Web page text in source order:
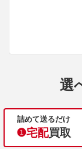
選
詰めて送るだけ
❶宅配買取